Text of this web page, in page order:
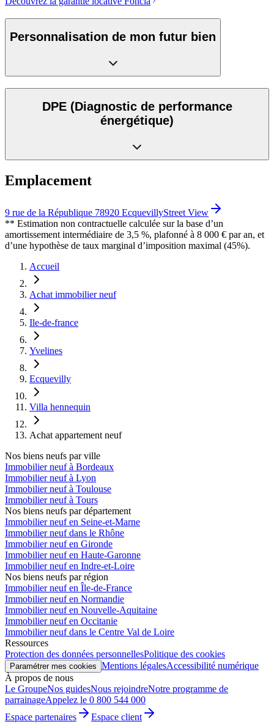
Personnalisation de mon futur bien
DPE (Diagnostic de performance
énergétique)
Emplacement
9 rue de la République 78920 EcquevillyStreet View
** Estimation non contractuelle calculée sur la base d’un
amortissement intermédiaire de 3,5 %, plafonné à 8 000 € par an, et
d’une hypothèse de taux marginal d’imposition maximal (45%).
Accueil
Achat immobilier neuf
Ile-de-france
Yvelines
Ecquevilly
Villa hennequin
Achat appartement neuf
Nos biens neufs par ville
Immobilier neuf à Bordeaux
Immobilier neuf à Lyon
Immobilier neuf à Toulouse
Immobilier neuf à Tours
Nos biens neufs par département
Immobilier neuf en Seine-et-Marne
Immobilier neuf dans le Rhône
Immobilier neuf en Gironde
Immobilier neuf en Haute-Garonne
Immobilier neuf en Indre-et-Loire
Nos biens neufs par région
Immobilier neuf en Île-de-France
Immobilier neuf en Normandie
Immobilier neuf en Nouvelle-Aquitaine
Immobilier neuf en Occitanie
Immobilier neuf dans le Centre Val de Loire
Ressources
Protection des données personnellesPolitique des cookies
Paramétrer mes cookies Mentions légalesAccessibilité numérique
À propos de nous
Le GroupeNos guidesNous rejoindreNotre programme de
parrainageAppelez le 0 800 544 000
Espace partenaires
Espace client